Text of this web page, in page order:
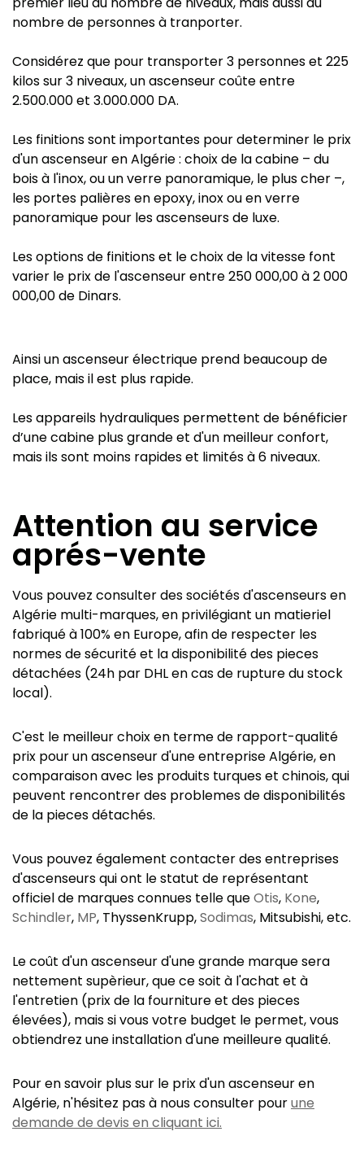
nombre de personnes à tranporter.
Considérez que pour transporter 3 personnes et 225
kilos sur 3 niveaux, un ascenseur coûte entre
2.500.000 et 3.000.000 DA.
Les finitions sont importantes pour determiner le prix
d'un ascenseur en Algérie : choix de la cabine – du
bois à l'inox, ou un verre panoramique, le plus cher –,
les portes palières en epoxy, inox ou en verre
panoramique pour les ascenseurs de luxe.
Les options de finitions et le choix de la vitesse font
varier le prix de l'ascenseur entre 250 000,00 à 2 000
000,00 de Dinars.
Ainsi un ascenseur électrique prend beaucoup de
place, mais il est plus rapide.
Les appareils hydrauliques permettent de bénéficier
d’une cabine plus grande et d'un meilleur confort,
mais ils sont moins rapides et limités à 6 niveaux.
Attention au service
aprés-vente
Vous pouvez consulter des sociétés d'ascenseurs en
Algérie multi-marques, en privilégiant un matieriel
fabriqué à 100% en Europe, afin de respecter les
normes de sécurité et la disponibilité des pieces
détachées (24h par DHL en cas de rupture du stock
local).
C'est le meilleur choix en terme de rapport-qualité
prix pour un ascenseur d'une entreprise Algérie, en
comparaison avec les produits turques et chinois, qui
peuvent rencontrer des problemes de disponibilités
de la pieces détachés.
Vous pouvez également contacter des entreprises
d'ascenseurs qui ont le statut de représentant
officiel de marques connues telle queOtis, Kone,
Schindler, MP, ThyssenKrupp,Sodimas, Mitsubishi, etc.
Le coût d'un ascenseur d'une grande marque sera
nettement supèrieur, que ce soit à l'achat et à
l'entretien (prix de la fourniture et des pieces
élevées), mais si vous votre budget le permet, vous
obtiendrez une installation d'une meilleure qualité.
Pour en savoir plus sur le prix d'un ascenseur en
Algérie, n'hésitez pas à nous consulter pourune
demande de devis en cliquant ici.